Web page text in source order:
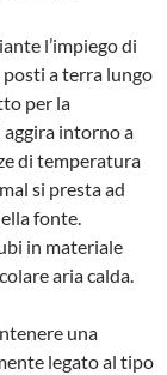
l’impiego di
a terra lungo
per la
intorno a
di tem­peratura
si presta ad
fonte.
in materiale
aria calda.
una
legato al tipo